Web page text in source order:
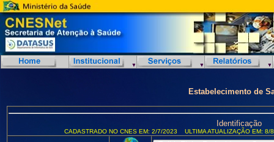
Estabelecimento de
Identificação
CADASTRADO NO CNES EM: 2/7/2023 ULTIMA ATUALIZAÇÃO EM: